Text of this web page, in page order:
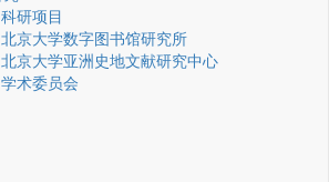
科研项目
北京大学数字图书馆研究所
北京大学亚洲史地文献研究中心
学术委员会